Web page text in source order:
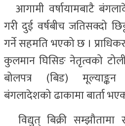
आगामी वर्षायामबाटै
गरी दुई वर्षबीच जतिसक्दो
गर्ने सहमति भएको छ ।
कुलमान घिसिङ नेतृत्वको
बोलपत्र (बिड) मूल्याङ्कन
बंगलादेशको ढाकामा बार्ता
विद्युत् बिक्री